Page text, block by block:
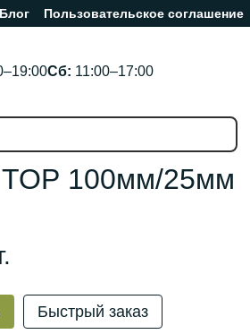
Блог
Пользовательское соглашение
Сб: 11:00–17:00
ТОР 100мм/25мм
Быстрый заказ